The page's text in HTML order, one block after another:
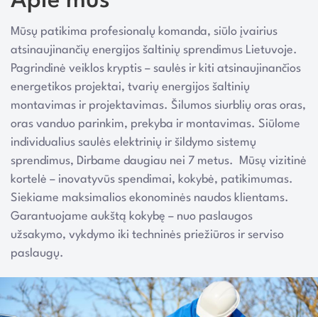
Mūsų patikima profesionalų komanda, siūlo įvairius
atsinaujinančių energijos šaltinių sprendimus Lietuvoje.
Pagrindinė veiklos kryptis – saulės ir kiti atsinaujinančios
energetikos projektai, tvarių energijos šaltinių
montavimas ir projektavimas. Šilumos siurblių oras oras,
oras vanduo parinkim, prekyba ir montavimas. Siūlome
individualius saulės elektrinių ir šildymo sistemų
sprendimus, Dirbame daugiau nei 7 metus. Mūsų vizitinė
kortelė – inovatyvūs spendimai, kokybė, patikimumas.
Siekiame maksimalios ekonominės naudos klientams.
Garantuojame aukštą kokybę – nuo paslaugos
užsakymo, vykdymo iki techninės priežiūros ir serviso
paslaugų.